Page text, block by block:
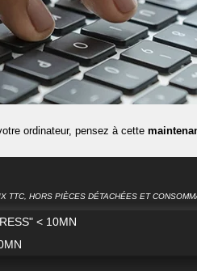
ordinateur, pensez à cette
TTC, HORS PIÈCES DÉTACHÉES ET
< 10MN